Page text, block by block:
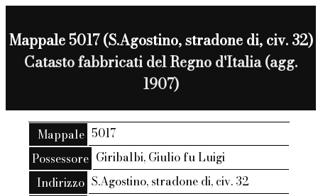
Mappale 5017 (S.Agostino, stradone di, civ. 32)
Catasto fabbricati del Regno d'Italia (agg.
1907)
Mappale 5017
Possessore Giribalbi, Giulio fu Luigi
Indirizzo S.Agostino, stradone di, civ. 32